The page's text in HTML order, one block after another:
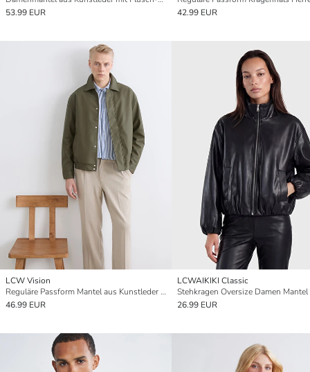
53.99 EUR
42.99 EUR
LCW Vision
Reguläre Passform Mantel aus Kunstleder für Herren
46.99 EUR
LCWAIKIKI Classic
26.99 EUR